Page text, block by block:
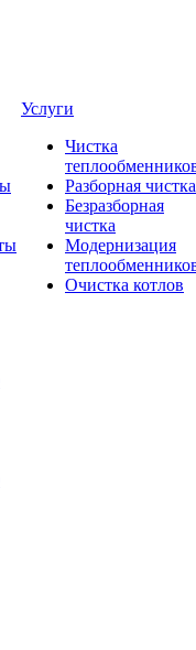
Услуги
Чистка
Разборная чистка
Безразборная
чистка
Модернизация
Очистка котлов